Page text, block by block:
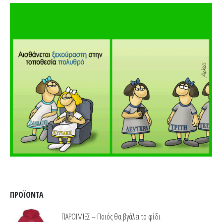
ΠΡΟΪΌΝΤΑ
ΠΑΡΟΙΜΙΕΣ – Ποιός θα βγάλει το φίδι